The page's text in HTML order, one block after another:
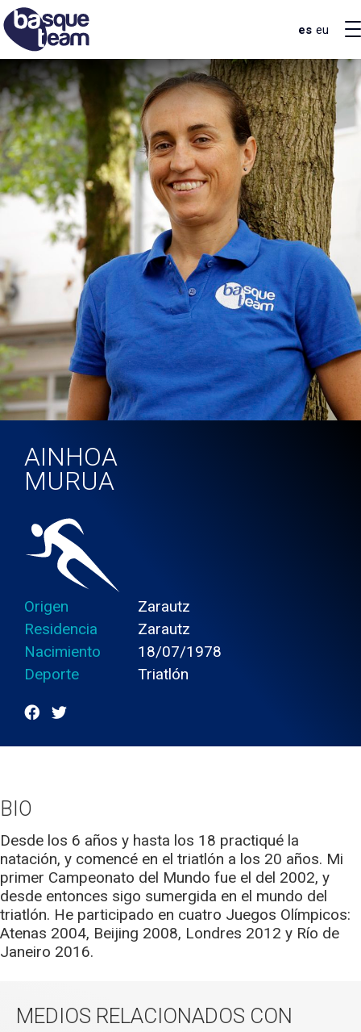
es eu
AINHOA
MURUA
Origen
Zarautz
Residencia
Zarautz
Nacimiento
18/07/1978
Deporte
Triatlón
BIO
Desde los 6 años y hasta los 18 practiqué la
natación, y comencé en el triatlón a los 20 años. Mi
primer Campeonato del Mundo fue el del 2002, y
desde entonces sigo sumergida en el mundo del
triatlón. He participado en cuatro Juegos Olímpicos:
Atenas 2004, Beijing 2008, Londres 2012 y Río de
Janeiro 2016.
MEDIOS RELACIONADOS CON